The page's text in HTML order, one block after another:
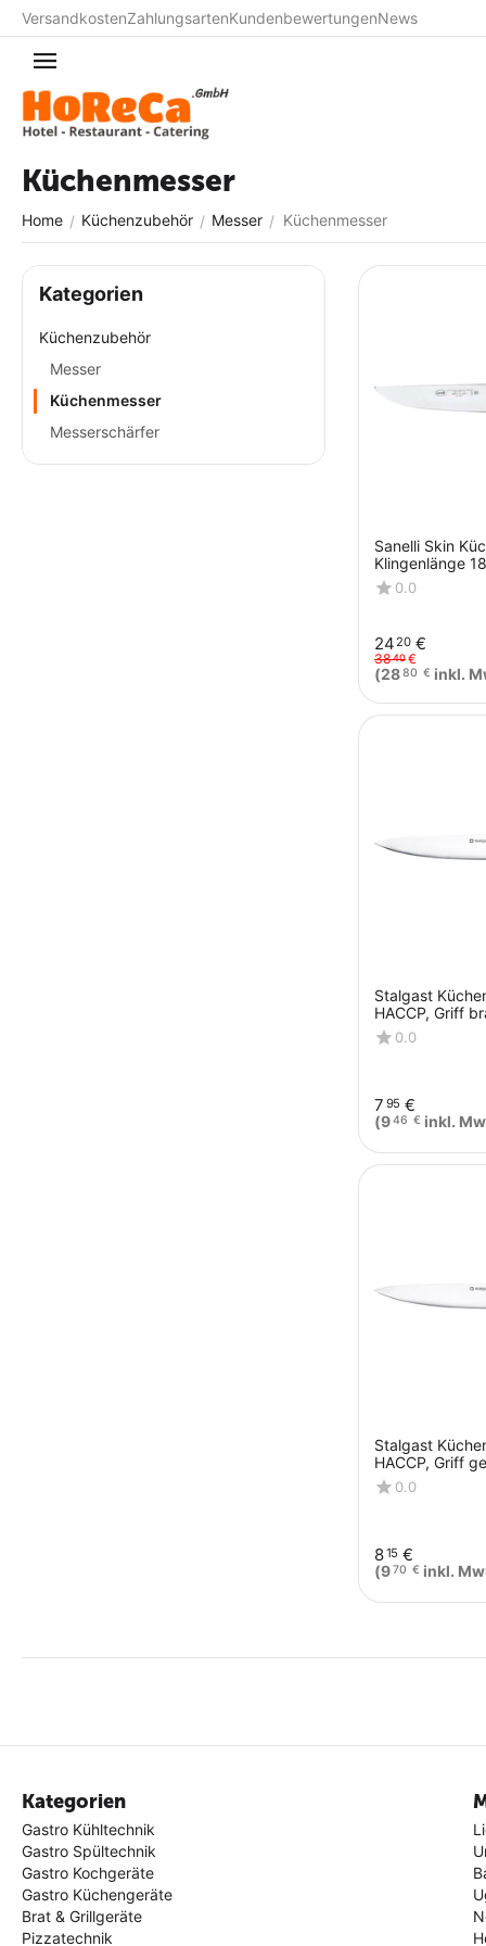
VersandkostenZahlungsartenKundenbewertungenNews
Küchenmesser
Home / Küchenzubehör / Messer / Küchenmesser
Sanelli Skin
Klingenlänge
0.0
2420 €
3840€
(2880 € inkl.
Stalgast
HACCP, Griff
Edelstahlklinge
0.0
7 95 €
(946 € inkl.
Stalgast
HACCP, Griff
Edelstahlklinge
0.0
815 €
(970 € inkl.
Kategorien
Küchenzubehör
Messer
Küchenmesser
Messerschärfer
Kategorien
Gastro Kühltechnik
Gastro Spültechnik
Gastro Kochgeräte
Gastro Küchengeräte
Brat & Grillgeräte
Pizzatechnik